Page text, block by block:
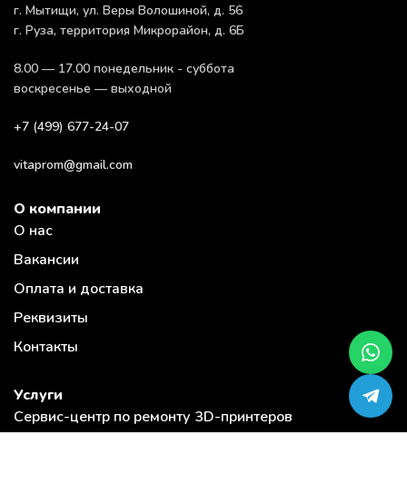
г. Мытищи, ул. Веры Волошиной, д. 56
г. Руза, территория Микрорайон, д. 6Б
8.00 — 17.00 понедельник - суббота
воскресенье — выходной
+7 (499) 677-24-07
vitaprom@gmail.com
О компании
О нас
Вакансии
Оплата и доставка
Реквизиты
Контакты
Услуги
Сервис-центр по ремонту 3D-принтеров